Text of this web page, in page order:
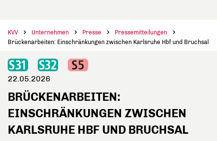
KVV Unternehmen Presse
Pressemitteilungen
Brückenarbeiten: Einschränkungen zwischen Karlsruhe Hbf und Bruchsal
22.05.2026
BRÜCKENARBEITEN:
EINSCHRÄNKUNGEN ZWISCHEN
KARLSRUHE HBF UND BRUCHSAL